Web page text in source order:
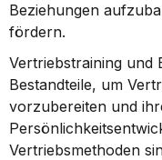
Beziehungen
fördern.
Vertriebstraining und
Bestandteile, um
vorzubereiten und
Vertriebsmethoden